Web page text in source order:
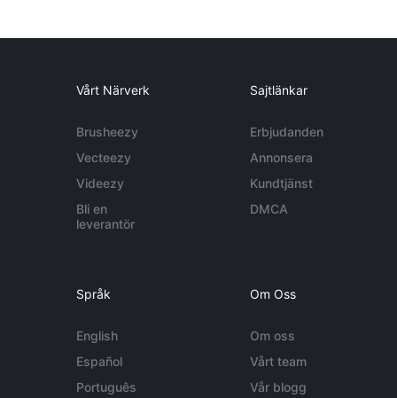
Vårt Närverk
Brusheezy
Vecteezy
Videezy
Bli en
leverantör
Sajtlänkar
Erbjudanden
Annonsera
Kundtjänst
DMCA
Språk
English
Español
Português
Om Oss
Om oss
Vårt team
Vår blogg